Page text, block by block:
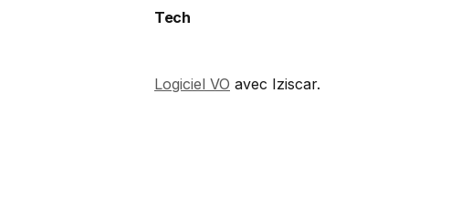
Tech
Logiciel VO avec Iziscar.